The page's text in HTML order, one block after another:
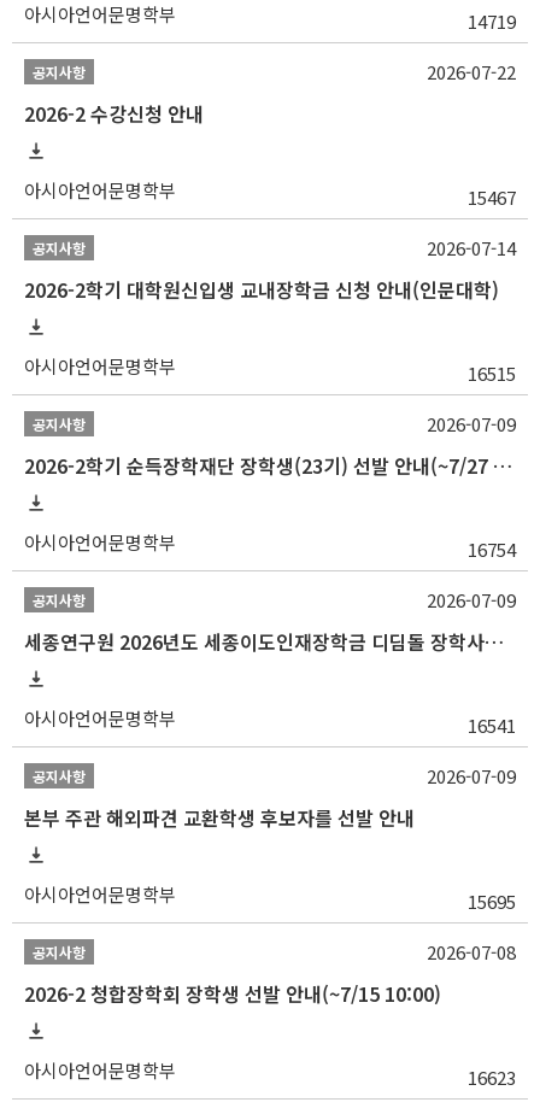
아시아언어문명학부 14719
공지사항
2026-2 수강신청 안내
아시아언어문명학부 15467
2026-07-22
공지사항
2026-2학기 대학원신입생 교내장학금 신청 안내(인문대학)
아시아언어문명학부 16515
2026-07-14
공지사항
2026-2학기 순득장학재단 장학생(23기) 선발 안내(~7/27 10:00)
아시아언어문명학부 16754
2026-07-09
공지사항
세종연구원 2026년도 세종이도인재장학금 디딤돌 장학사업 학자금대출 관련분야(원금상환, 이자지원) 신청 사업 안내
아시아언어문명학부 16541
2026-07-09
공지사항
본부 주관 해외파견 교환학생 후보자를 선발 안내
아시아언어문명학부 15695
2026-07-09
공지사항
2026-2 청합장학회 장학생 선발 안내(~7/15 10:00)
아시아언어문명학부 16623
2026-07-08